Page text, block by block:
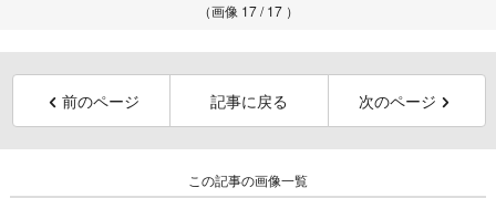
（画像 17 / 17 ）
前のページ 記事に戻る 次のページ
この記事の画像一覧